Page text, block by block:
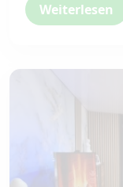
Weiterlesen